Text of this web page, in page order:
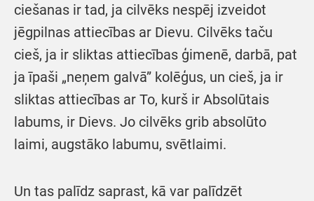
ciešanas ir tad, ja cilvēks nespēj izveidot
jēgpilnas attiecības ar Dievu. Cilvēks taču
cieš, ja ir sliktas attiecības ģimenē, darbā, pat
ja īpaši „neņem galvā” kolēģus, un cieš, ja ir
sliktas attiecības ar To, kurš ir Absolūtais
labums, ir Dievs. Jo cilvēks grib absolūto
laimi, augstāko labumu, svētlaimi.
Un tas palīdz saprast, kā var palīdzēt